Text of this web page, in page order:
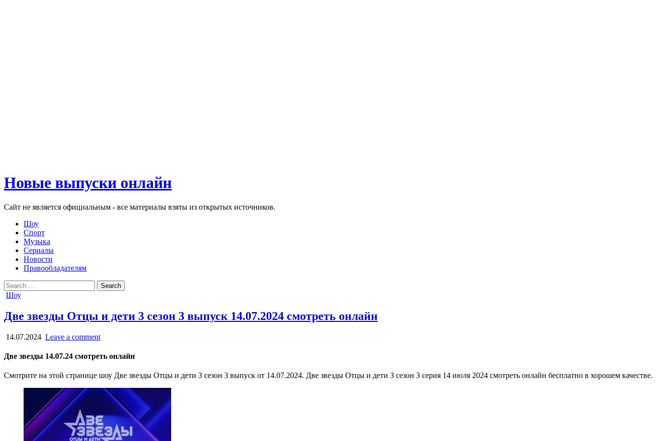
Новые выпуски онлайн
Сайт не является официальным - все материалы взяты из открытых источников.
Шоу
Спорт
Музыка
Сериалы
Новости
Правообладателям
Search
for:
Posted
Шоу
Две звезды Отцы и дети 3 сезон 3 выпуск 14.07.2024 смотреть онлайн
14.07.2024 Leave a comment
Две звезды 14.07.24 смотреть онлайн
Смотрите на этой странице шоу Две звезды Отцы и дети 3 сезон 3 выпуск от 14.07.2024. Две звезды Отцы и дети 3 сезон 3 серия 14 июля 2024 смотреть онлайн бесплатно в хорошем качестве.